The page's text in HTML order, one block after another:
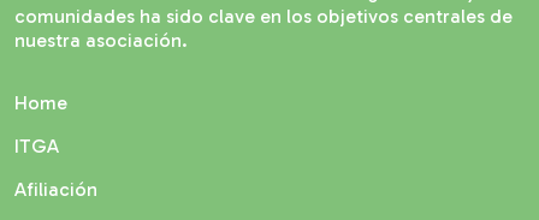
comunidades ha sido clave en los objetivos centrales de
nuestra asociación.
Home
ITGA
Afiliación